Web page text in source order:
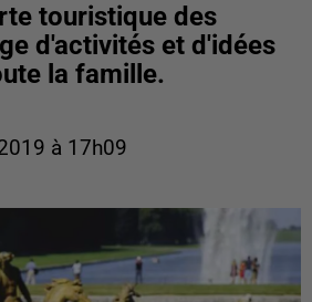
touristique des
d'activités et d'idées
la famille.
à 17h09